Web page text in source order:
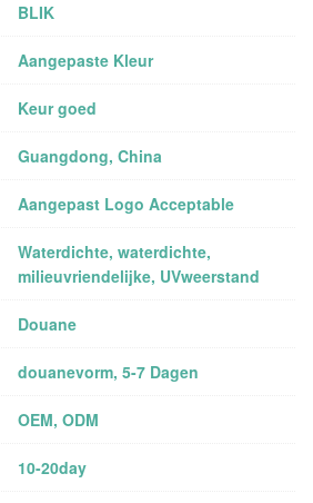
BLIK
Aangepaste Kleur
Keur goed
Guangdong, China
Aangepast Logo Acceptable
Waterdichte, waterdichte,
milieuvriendelijke, UVweerstand
Douane
douanevorm, 5-7 Dagen
OEM, ODM
10-20day